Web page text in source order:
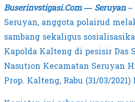
Buserinvstigasi.Com — Seruyan–
Seruyan, anggota polairud
sambang sekaligus
Kapolda Kalteng di pesisir Das
Nasution Kecamatan Seruyan
Prop. Kalteng, Rabu (31/03/